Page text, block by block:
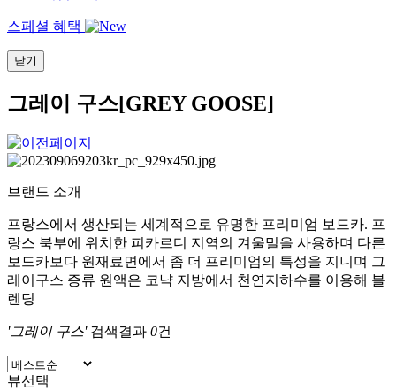
스페셜 혜택
닫기
그레이 구스[GREY GOOSE]
브랜드 소개
프랑스에서 생산되는 세계적으로 유명한 프리미엄 보드카. 프
랑스 북부에 위치한 피카르디 지역의 겨울밀을 사용하며 다른
보드카보다 원재료면에서 좀 더 프리미엄의 특성을 지니며 그
레이구스 증류 원액은 코냑 지방에서 천연지하수를 이용해 블
렌딩
'그레이 구스'검색결과 0건
뷰선택